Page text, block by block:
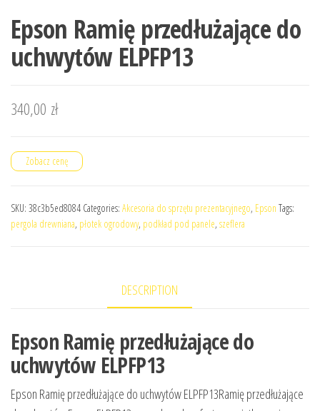
Epson Ramię przedłużające do
uchwytów ELPFP13
340,00 zł
Zobacz cenę
SKU: 38c3b5ed8084 Categories: Akcesoria do sprzętu prezentacyjnego, Epson Tags:
pergola drewniana, płotek ogrodowy, podkład pod panele, szeflera
DESCRIPTION
Epson Ramię przedłużające do
uchwytów ELPFP13
Epson Ramię przedłużające do uchwytów ELPFP13Ramię przedłużające